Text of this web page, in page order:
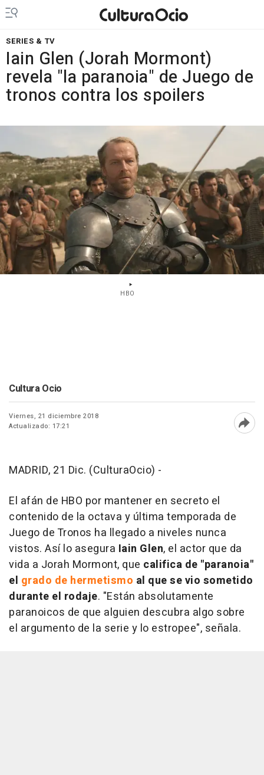
SERIES & TV
Iain Glen (Jorah Mormont)
revela "la paranoia" de Juego de
tronos contra los spoilers
HBO
Cultura Ocio
Viernes, 21 diciembre 2018
Actualizado: 17:21
MADRID, 21 Dic. (CulturaOcio) -
El afán de HBO por mantener en secreto el
contenido de la octava y última temporada de
Juego de Tronos ha llegado a niveles nunca
vistos. Así lo asegura Iain Glen, el actor que da
vida a Jorah Mormont, que califica de "paranoia"
el grado de hermetismo al que se vio sometido
durante el rodaje. "Están absolutamente
paranoicos de que alguien descubra algo sobre
el argumento de la serie y lo estropee", señala.